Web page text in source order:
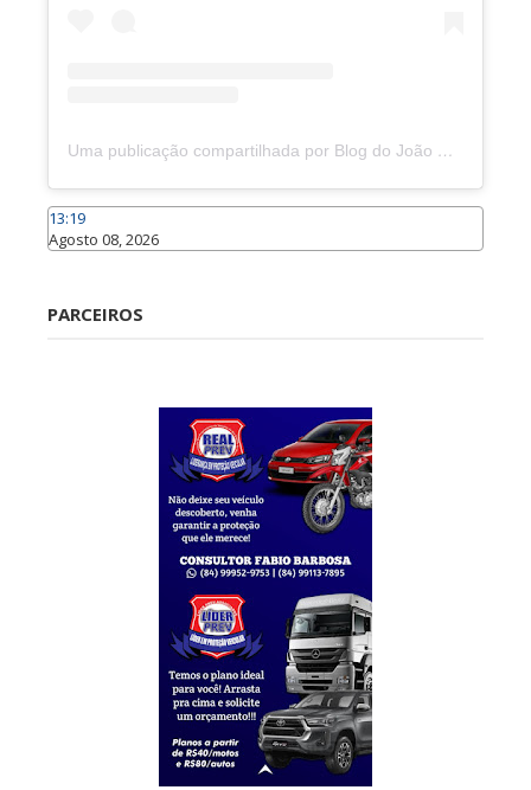
Uma publicação compartilhada por Blog do João Marcolino (@joaomarcolinoneto)
13:19
Agosto 08, 2026
PARCEIROS